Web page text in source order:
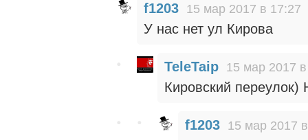
f1203 15 мар 2017 в 17:27
У нас нет ул Кирова
TeleTaip 15 мар 2017
Кировский переулок)
f1203 15 мар 2017